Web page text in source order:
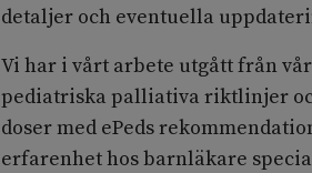
detaljer och eventuella
Vi har i vårt arbete utgått från
pediatriska palliativa riktlinjer
doser med ePeds
erfarenhet hos barnläkare